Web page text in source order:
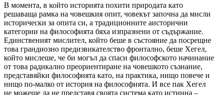
В момента, в който историята похити природата като
решаваща рамка на човешкия опит, човекът започна да мисли
исторически за опита си, а традиционните аисторични
категории на философията бяха изпразнени от съдържание.
Единственият мислител, който беше в състояние да посрещне
това грандиозно предизвикателство фронтално, беше Хегел,
който мислеше, че би могъл да спаси философското начинание
от това радикално преориентиране на човешкото съзнание,
представяйки философията като, на практика, нищо повече и
нищо по-малко от история на философията. И все пак Хегел
не можеше да не представя своята система като истинна –